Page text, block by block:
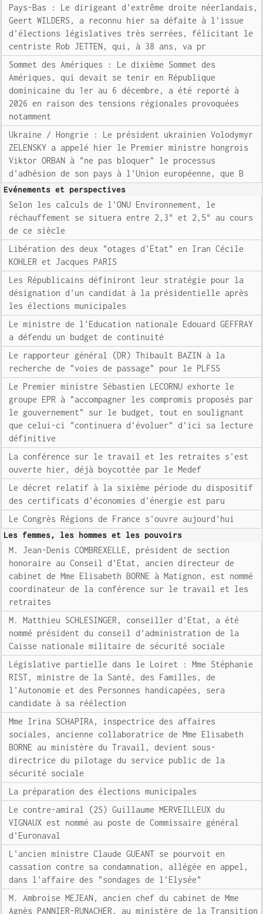
Pays-Bas : Le dirigeant d'extrême droite néerlandais,
Geert WILDERS, a reconnu hier sa défaite à l'issue
d'élections législatives très serrées, félicitant le
centriste Rob JETTEN, qui, à 38 ans, va pr
Sommet des Amériques : Le dixième Sommet des
Amériques, qui devait se tenir en République
dominicaine du 1er au 6 décembre, a été reporté à
2026 en raison des tensions régionales provoquées
notamment
Ukraine / Hongrie : Le président ukrainien Volodymyr
ZELENSKY a appelé hier le Premier ministre hongrois
Viktor ORBAN à "ne pas bloquer" le processus
d'adhésion de son pays à l'Union européenne, que B
Evénements et perspectives
Selon les calculs de l'ONU Environnement, le
réchauffement se situera entre 2,3° et 2,5° au cours
de ce siècle
Libération des deux "otages d'Etat" en Iran Cécile
KOHLER et Jacques PARIS
Les Républicains définiront leur stratégie pour la
désignation d'un candidat à la présidentielle après
les élections municipales
Le ministre de l'Education nationale Edouard GEFFRAY
a défendu un budget de continuité
Le rapporteur général (DR) Thibault BAZIN à la
recherche de "voies de passage" pour le PLFSS
Le Premier ministre Sébastien LECORNU exhorte le
groupe EPR à "accompagner les compromis proposés par
le gouvernement" sur le budget, tout en soulignant
que celui-ci "continuera d'évoluer" d'ici sa lecture
définitive
La conférence sur le travail et les retraites s'est
ouverte hier, déjà boycottée par le Medef
Le décret relatif à la sixième période du dispositif
des certificats d'économies d'énergie est paru
Le Congrès Régions de France s'ouvre aujourd'hui
Les femmes, les hommes et les pouvoirs
M. Jean-Denis COMBREXELLE, président de section
honoraire au Conseil d'Etat, ancien directeur de
cabinet de Mme Elisabeth BORNE à Matignon, est nommé
coordinateur de la conférence sur le travail et les
retraites
M. Matthieu SCHLESINGER, conseiller d'Etat, a été
nommé président du conseil d'administration de la
Caisse nationale militaire de sécurité sociale
Législative partielle dans le Loiret : Mme Stéphanie
RIST, ministre de la Santé, des Familles, de
l'Autonomie et des Personnes handicapées, sera
candidate à sa réélection
Mme Irina SCHAPIRA, inspectrice des affaires
sociales, ancienne collaboratrice de Mme Elisabeth
BORNE au ministère du Travail, devient sous-
directrice du pilotage du service public de la
sécurité sociale
La préparation des élections municipales
Le contre-amiral (2S) Guillaume MERVEILLEUX du
VIGNAUX est nommé au poste de Commissaire général
d'Euronaval
L'ancien ministre Claude GUEANT se pourvoit en
cassation contre sa condamnation, allégée en appel,
dans l'affaire des "sondages de l'Elysée"
M. Ambroise MEJEAN, ancien chef du cabinet de Mme
Agnès PANNIER-RUNACHER, au ministère de la Transition